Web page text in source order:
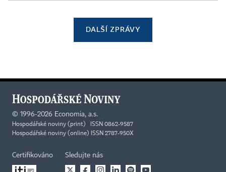
DALŠÍ ZPRÁVY
© 1996-2026 Economia, a.s.
Hospodářské noviny (print) ISSN 0862-9587
Hospodářské noviny (online) ISSN 2787-950X
Certifikováno Sledujte nás